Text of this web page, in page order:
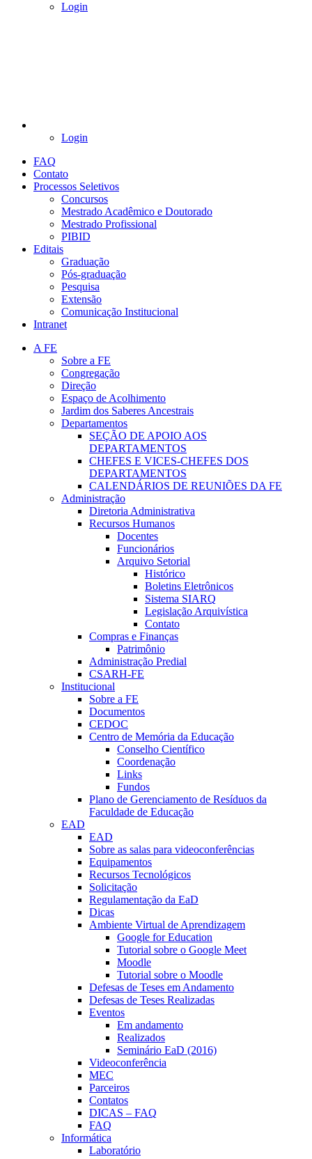
Login
Login
FAQ
Contato
Processos Seletivos
Concursos
Mestrado Acadêmico e Doutorado
Mestrado Profissional
PIBID
Editais
Graduação
Pós-graduação
Pesquisa
Extensão
Comunicação Institucional
Intranet
A FE
Sobre a FE
Congregação
Direção
Espaço de Acolhimento
Jardim dos Saberes Ancestrais
Departamentos
SEÇÃO DE APOIO AOS
DEPARTAMENTOS
CHEFES E VICES-CHEFES DOS
DEPARTAMENTOS
CALENDÁRIOS DE REUNIÕES DA FE
Administração
Diretoria Administrativa
Recursos Humanos
Docentes
Funcionários
Arquivo Setorial
Histórico
Boletins Eletrônicos
Sistema SIARQ
Legislação Arquivística
Contato
Compras e Finanças
Patrimônio
Administração Predial
CSARH-FE
Institucional
Sobre a FE
Documentos
CEDOC
Centro de Memória da Educação
Conselho Científico
Coordenação
Links
Fundos
Plano de Gerenciamento de Resíduos da
Faculdade de Educação
EAD
EAD
Sobre as salas para videoconferências
Equipamentos
Recursos Tecnológicos
Solicitação
Regulamentação da EaD
Dicas
Ambiente Virtual de Aprendizagem
Google for Education
Tutorial sobre o Google Meet
Moodle
Tutorial sobre o Moodle
Defesas de Teses em Andamento
Defesas de Teses Realizadas
Eventos
Em andamento
Realizados
Seminário EaD (2016)
Videoconferência
MEC
Parceiros
Contatos
DICAS – FAQ
FAQ
Informática
Laboratório